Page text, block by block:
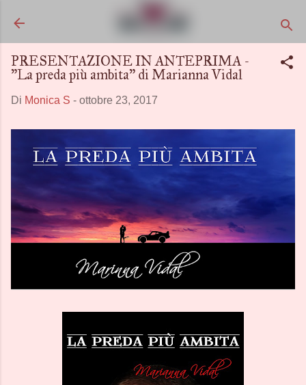
PRESENTAZIONE IN ANTEPRIMA -
"La preda più ambita" di Marianna Vidal
Di Monica S - ottobre 23, 2017